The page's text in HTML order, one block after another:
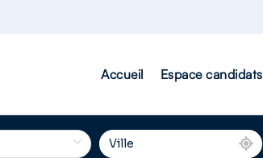
Accueil Espace candidats